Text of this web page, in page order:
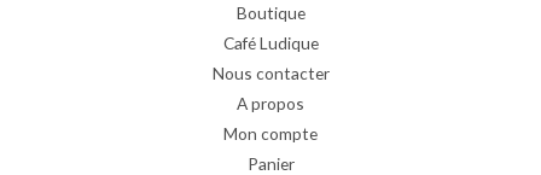
Boutique
Café Ludique
Nous contacter
A propos
Mon compte
Panier